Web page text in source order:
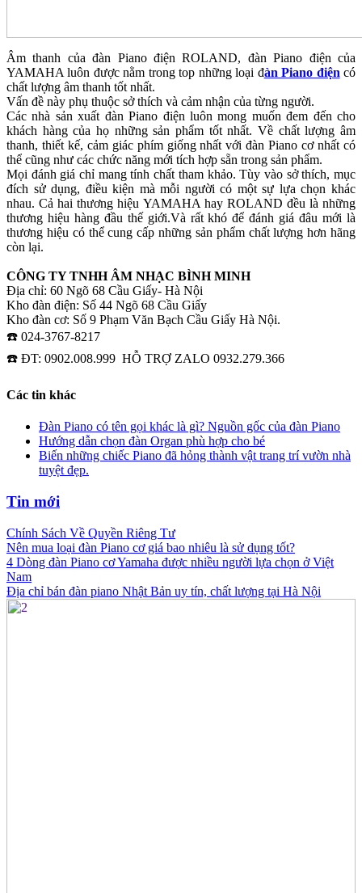
Âm thanh của đàn Piano điện ROLAND, đàn Piano điện của
YAMAHA luôn được nằm trong top những loại đàn Piano điện có
chất lượng âm thanh tốt nhất.
Vấn đề này phụ thuộc sở thích và cảm nhận của từng người.
Các nhà sản xuất đàn Piano điện luôn mong muốn đem đến cho
khách hàng của họ những sản phẩm tốt nhất. Về chất lượng âm
thanh, thiết kế, cảm giác phím giống nhất với đàn Piano cơ nhất có
thể cũng như các chức năng mới tích hợp sẵn trong sản phẩm.
Mọi đánh giá chỉ mang tính chất tham khảo. Tùy vào sở thích, mục
đích sử dụng, điều kiện mà mỗi người có một sự lựa chọn khác
nhau. Cả hai thương hiệu YAMAHA hay ROLAND đều là những
thương hiệu hàng đầu thế giới.Và rất khó để đánh giá đâu mới là
thương hiệu có thể cung cấp những sản phẩm chất lượng hơn hãng
còn lại.
CÔNG TY TNHH ÂM NHẠC BÌNH MINH
Địa chỉ: 60 Ngõ 68 Cầu Giấy- Hà Nội
Kho đàn điện: Số 44 Ngõ 68 Cầu Giấy
Kho đàn cơ: Số 9 Phạm Văn Bạch Cầu Giấy Hà Nội.
☎️ 024-3767-8217
☎️ ĐT: 0902.008.999 HỖ TRỢ ZALO 0932.279.366
Các tin khác
Đàn Piano có tên gọi khác là gì? Nguồn gốc của đàn Piano
Hướng dẫn chọn đàn Organ phù hợp cho bé
Biến những chiếc Piano đã hỏng thành vật trang trí vườn nhà
tuyệt đẹp.
Tin mới
Chính Sách Về Quyền Riêng Tư
Nên mua loại đàn Piano cơ giá bao nhiêu là sử dụng tốt?
4 Dòng đàn Piano cơ Yamaha được nhiều người lựa chọn ở Việt
Nam
Địa chỉ bán đàn piano Nhật Bản uy tín, chất lượng tại Hà Nội